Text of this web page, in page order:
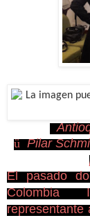
ü Pilar
El pasado
Colombia
representante